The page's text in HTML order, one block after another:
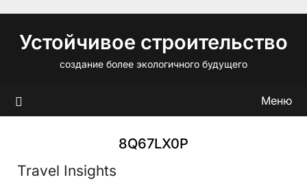
содержимому
Устойчивое строительство
создание более экологичного будущего
Меню
8Q67LX0P
Travel Insights